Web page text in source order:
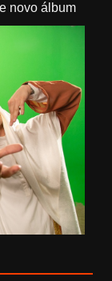
novo álbum